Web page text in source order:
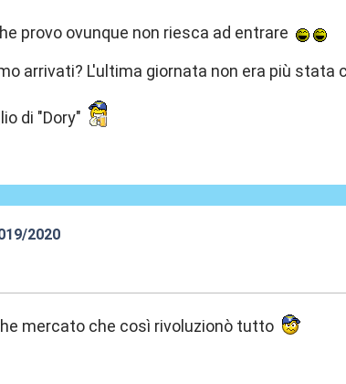
provo ovunque non riesca ad entrare
arrivati? L'ultima giornata non era più stata
di "Dory"
2020
mercato che così rivoluzionò tutto